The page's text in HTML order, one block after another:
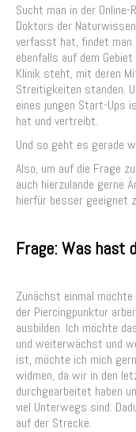
Sucht man in der Online-
Doktors der
verfasst hat, findet man
ebenfalls auf dem
Klinik steht, mit deren
Streitigkeiten standen.
eines jungen Start-Ups
hat und vertreibt.
Und so geht es gerade
Also, um auf die Frage
auch hierzulande gerne
hierfür besser geeignet
Frage: Was hast
Zunächst einmal
der Piercingpunktur
ausbilden. Ich möchte
und weiterwächst und
ist, möchte ich mich
widmen, da wir in den
durchgearbeitet haben
viel Unterwegs sind.
auf der Strecke.